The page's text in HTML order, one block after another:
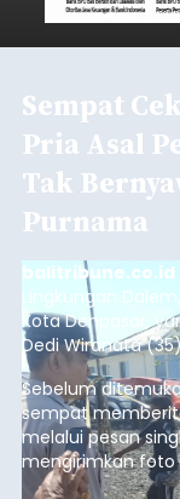
Sempat
Pria Asal
Tak
Purnama
balitribune.co.id
Lingkungan
Kota Denpasar,
Dedi Wiranata
pesisir Pantai
Sebelum
sempat
melalui pesan
mengirimkan foto
istrinya.